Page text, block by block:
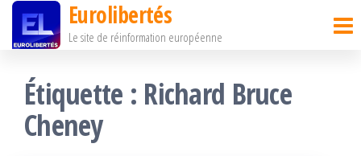
Passer
contenu
Eurolibertés
Le site de réinformation européenne
Étiquette : Richard Bruce
Cheney